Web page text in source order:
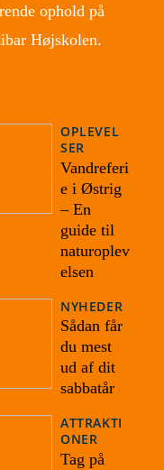
ophold på
Højskolen.
OPLEVEL
SER
Vandreferi
e i Østrig
– En
guide til
naturoplev
elsen
NYHEDER
Sådan får
du mest
ud af dit
sabbatår
ATTRAKTI
ONER
Tag på